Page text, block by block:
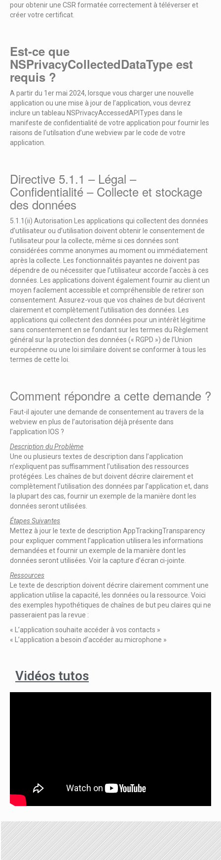
pour obtenir une CSR formatée correctement à téléverser et
créer votre certificat.
Est-ce que
NSPrivacyCollectedDataType est
requis ?
A partir du 1er mai 2024, lorsque vous charger une nouvelle
application ou une mise à jour de l’application, vous devrez
inclure un tableau NSPrivacyAccessedAPITypes dans le
manifeste de confidentialité de votre application pour fournir les
raisons de l’utilsation d’une webview par le code de votre
application.
Directive 5.1.1 – Légal –
Confidentialité – Collecte et stockage
des données
5.1.1(ii) Autorisation Les applications qui collectent des données
d’utilisateur ou d’utilisation doivent obtenir le consentement de
l’utilisateur pour la collecte, même si ces données sont
considérées comme anonymes au moment ou immédiatement
après la collecte. Les fonctionnalités payantes ne doivent pas
dépendre de ou nécessiter que l’utilisateur accorde l’accès à ces
données. Les applications doivent également fournir au client un
moyen facilement accessible et compréhensible de retirer son
consentement. Assurez-vous que vos chaînes de but décrivent
clairement et complètement l’utilisation des données. Les
applications qui collectent des données pour un intérêt légitime
sans consentement en se fondant sur les termes du Règlement
général sur la protection des données (« RGPD ») de l’Union
européenne ou une loi similaire doivent se conformer à tous les
termes de cette loi.
Comment répondre a cette demande ?
Faut-il ajouter une demande de consentement au travers de la
webview en plus de l’autorisation déjà présente dans
l’application IOS ?
Description du Problème
Une ou plusieurs textes de description dans l’application
n’expliquent pas suffisamment l’utilisation des ressources
protégées. Les chaînes de but doivent décrire clairement et
complètement l’utilisation des données par l’application et, dans
la plupart des cas, fournir un exemple de la manière dont les
données seront utilisées.
Étapes Suivantes
Mettez à jour le texte de description AppTrackingTransparency
pour expliquer comment l’application utilisera les informations
demandées et fournir un exemple de la manière dont les
données seront utilisées. Voir la capture d’écran ci-jointe.
Ressources
Le texte de description doivent décrire clairement comment une
application utilise la capacité, les données ou la ressource. Voici
des exemples hypothétiques de chaînes de but peu claires qui ne
passeraient pas la revue :
« L’application souhaite accéder à vos contacts »
« L’application a besoin d’accéder au microphone »
Vidéos tutos